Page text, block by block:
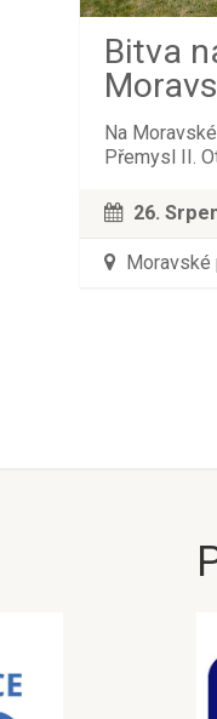
Bitva
Na
Přemysl II.
26.
Moravské